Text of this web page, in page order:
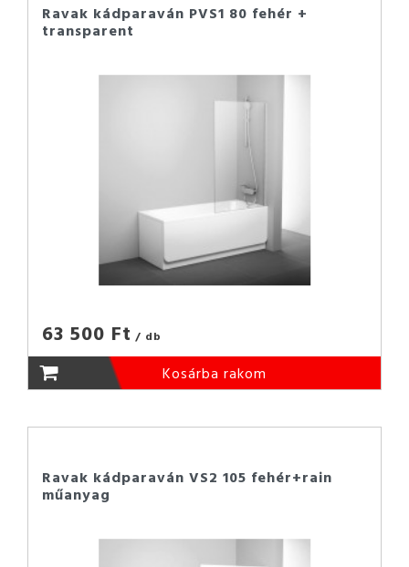
Ravak kádparaván PVS1 80 fehér +
transparent
63 500 Ft / db
Kosárba rakom
Ravak kádparaván VS2 105 fehér+rain
műanyag